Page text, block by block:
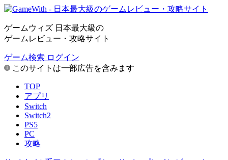
ゲームウィズ 日本最大級の
ゲームレビュー・攻略サイト
ゲーム検索 ログイン
このサイトは一部広告を含みます
TOP
アプリ
Switch
Switch2
PS5
PC
攻略